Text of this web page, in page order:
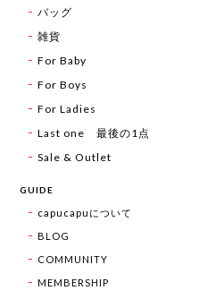
バッグ
雑貨
For Baby
For Boys
For Ladies
Last one 最後の1点
Sale & Outlet
GUIDE
capucapuについて
BLOG
COMMUNITY
MEMBERSHIP